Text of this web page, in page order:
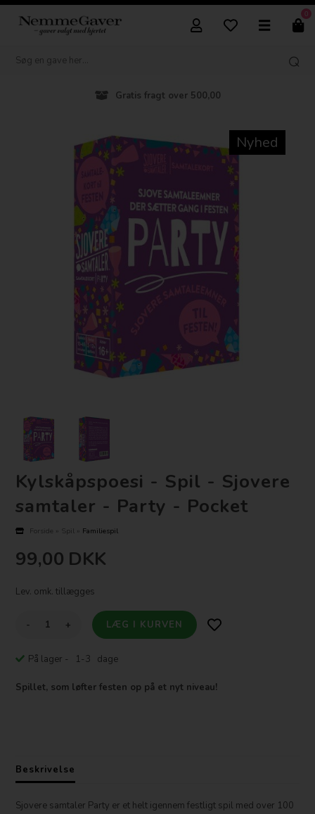
0
Gratis fragt over 500,00
Nyhed
Kylskåpspoesi - Spil - Sjovere
samtaler - Party - Pocket
Forside » Spil » Familiespil
99,00 DKK
Lev. omk. tillægges
- +
På lager - 1-3 dage
Spillet, som løfter festen op på et nyt niveau!
Beskrivelse
Sjovere samtaler Party er et helt igennem festligt spil med over 100